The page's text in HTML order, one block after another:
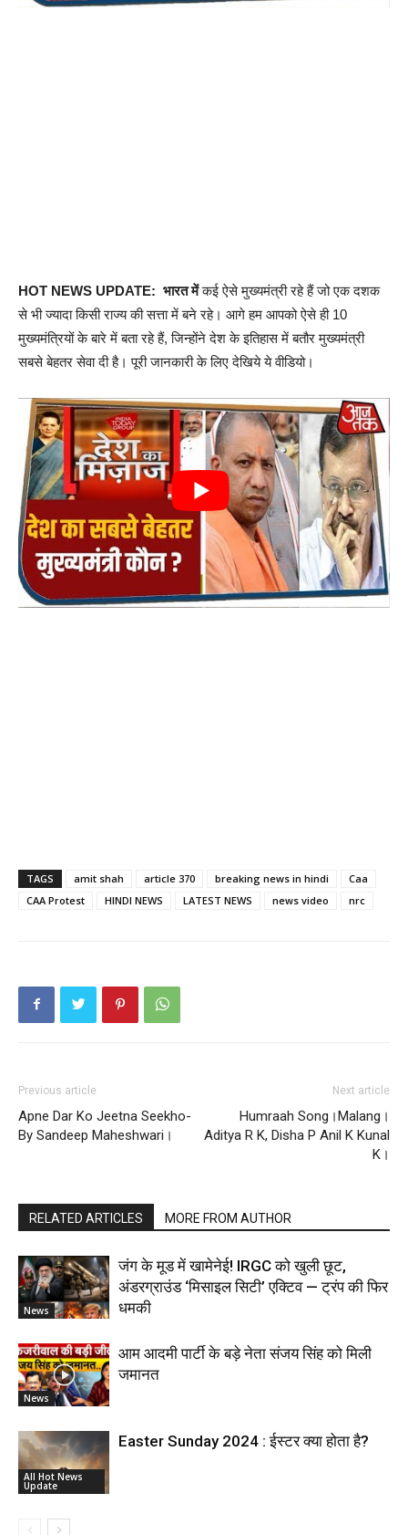
HOT NEWS UPDATE: भारत मेंकई ऐसे मुख्यमंत्री रहे हैं जो एक दशक
से भी ज्यादा किसी राज्य की सत्ता में बने रहे। आगे हम आपको ऐसे ही 10
मुख्यमंत्रियों के बारे में बता रहे हैं, जिन्होंने देश के इतिहास में बतौर मुख्यमंत्री
सबसे बेहतर सेवा दी है। पूरी जानकारी के लिए देखिये ये वीडियो।
TAGS amit shah article 370 breaking news in hindi
Caa
CAA Protest
HINDI NEWS LATEST NEWS news video nrc
Previous article
Apne Dar Ko Jeetna Seekho-
By Sandeep Maheshwari।
Next article
Humraah Song।Malang।
Aditya R K, Disha P Anil K Kunal
K।
RELATED ARTICLES MORE FROM AUTHOR
News
जंग के मूड में खामेनेई! IRGC को खुली छूट,
अंडरग्राउंड ‘मिसाइल सिटी’ एक्टिव — ट्रंप की फिर
धमकी
News
आम आदमी पार्टी के बड़े नेता संजय सिंह को मिली
जमानत
All Hot News
Update
Easter Sunday 2024 : ईस्टर क्या होता है?